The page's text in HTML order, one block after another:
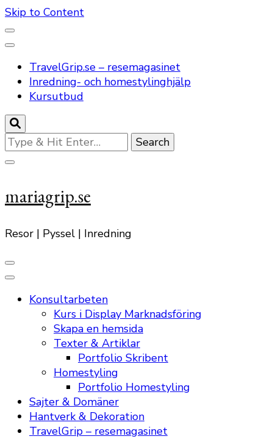
Skip to Content
TravelGrip.se – resemagasinet
Inredning- och homestylinghjälp
Kursutbud
Looking
for
Something?
mariagrip.se
Resor | Pyssel | Inredning
Konsultarbeten
Kurs i Display Marknadsföring
Skapa en hemsida
Texter & Artiklar
Portfolio Skribent
Homestyling
Portfolio Homestyling
Sajter & Domäner
Hantverk & Dekoration
TravelGrip – resemagasinet